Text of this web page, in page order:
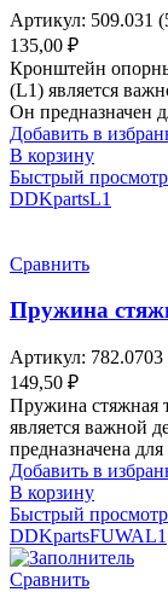
Артикул: 509.031
135,00 ₽
Кронштейн
(L1) является
Он предназначен
Добавить в
В корзину
Быстрый просмотр
DDKpartsL1
Сравнить
Пружина
Артикул:
149,50 ₽
Пружина стяжная
является важной
предназначена
Добавить в
В корзину
Быстрый просмотр
DDKpartsFUWAL1
Сравнить